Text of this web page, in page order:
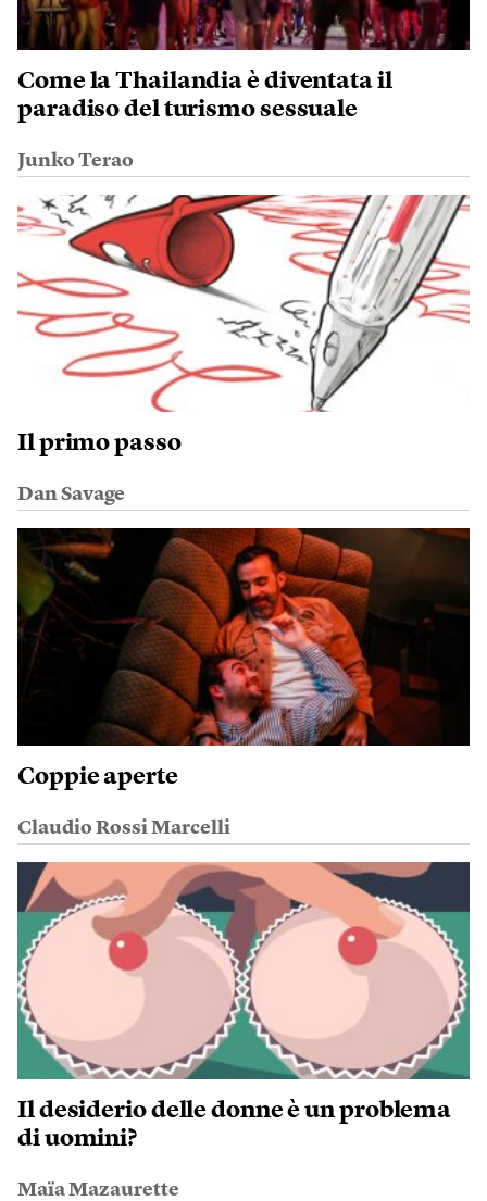
Come la Thailandia è diventata il
paradiso del turismo sessuale
Junko Terao
Il primo passo
Dan Savage
Coppie aperte
Claudio Rossi Marcelli
Il desiderio delle donne è un problema
di uomini?
Maïa Mazaurette